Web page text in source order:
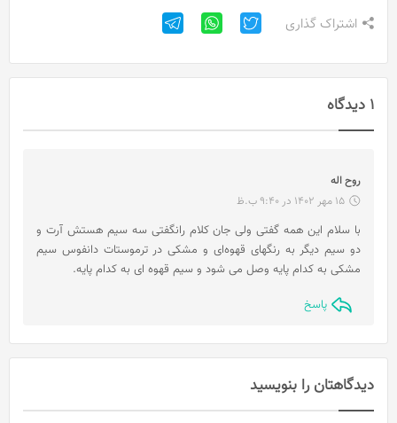
اشتراک گذاری
1 دیدگاه
روح اله
ف
ت
:
15 مهر 1402 در 9:40 ب.ظ
با سلام این همه گفتی ولی جان کلام رانگفتی سه سیم هستش آرت و
دو سیم دیگر به رنگهای قهوه‌ای و مشکی در ترموستات دانفوس سیم
مشکی به کدام پایه وصل می شود و سیم قهوه ای به کدام پایه.
پاسخ
دیدگاهتان را بنویسید